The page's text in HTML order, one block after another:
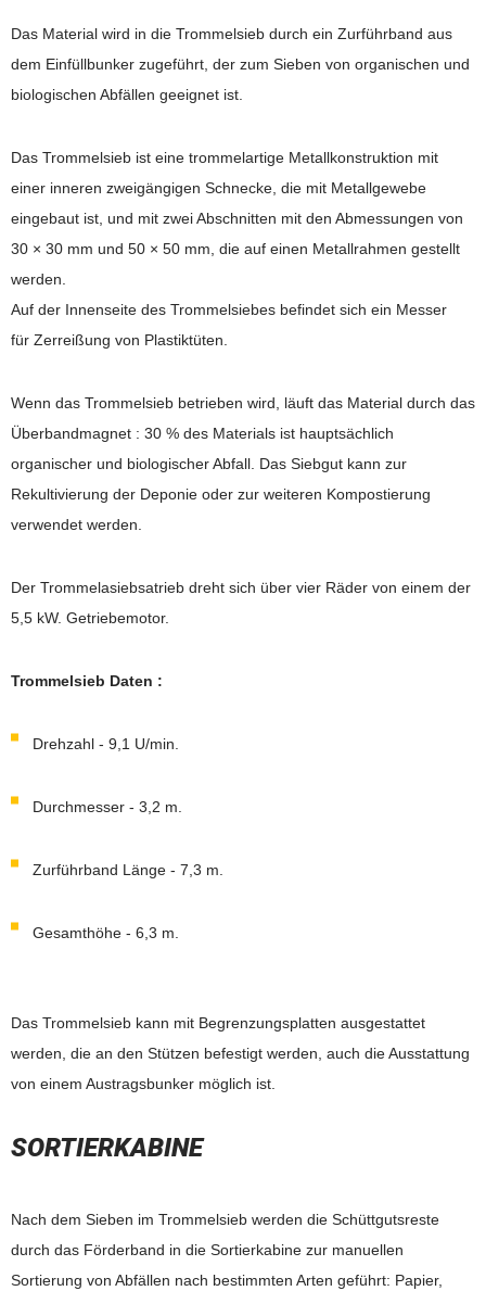
Das Material wird in die Trommelsieb durch ein Zurführband aus
dem Einfüllbunker zugeführt, der zum Sieben von organischen und
biologischen Abfällen geeignet ist.
Das Trommelsieb ist eine trommelartige Metallkonstruktion mit
einer inneren zweigängigen Schnecke, die mit Metallgewebe
eingebaut ist, und mit zwei Abschnitten mit den Abmessungen von
30 × 30 mm und 50 × 50 mm, die auf einen Metallrahmen gestellt
werden.
Auf der Innenseite des Trommelsiebes befindet sich ein Messer
für Zerreißung von Plastiktüten.
Wenn das Trommelsieb betrieben wird, läuft das Material durch das
Überbandmagnet : 30 % des Materials ist hauptsächlich
organischer und biologischer Abfall. Das Siebgut kann zur
Rekultivierung der Deponie oder zur weiteren Kompostierung
verwendet werden.
Der Trommelasiebsatrieb dreht sich über vier Räder von einem der
5,5 kW. Getriebemotor.
Trommelsieb Daten :
Drehzahl - 9,1 U/min.
Durchmesser - 3,2 m.
Zurführband Länge - 7,3 m.
Gesamthöhe - 6,3 m.
Das Trommelsieb kann mit Begrenzungsplatten ausgestattet
werden, die an den Stützen befestigt werden, auch die Ausstattung
von einem Austragsbunker möglich ist.
SORTIERKABINE
Nach dem Sieben im Trommelsieb werden die Schüttgutsreste
durch das Förderband in die Sortierkabine zur manuellen
Sortierung von Abfällen nach bestimmten Arten geführt: Papier,